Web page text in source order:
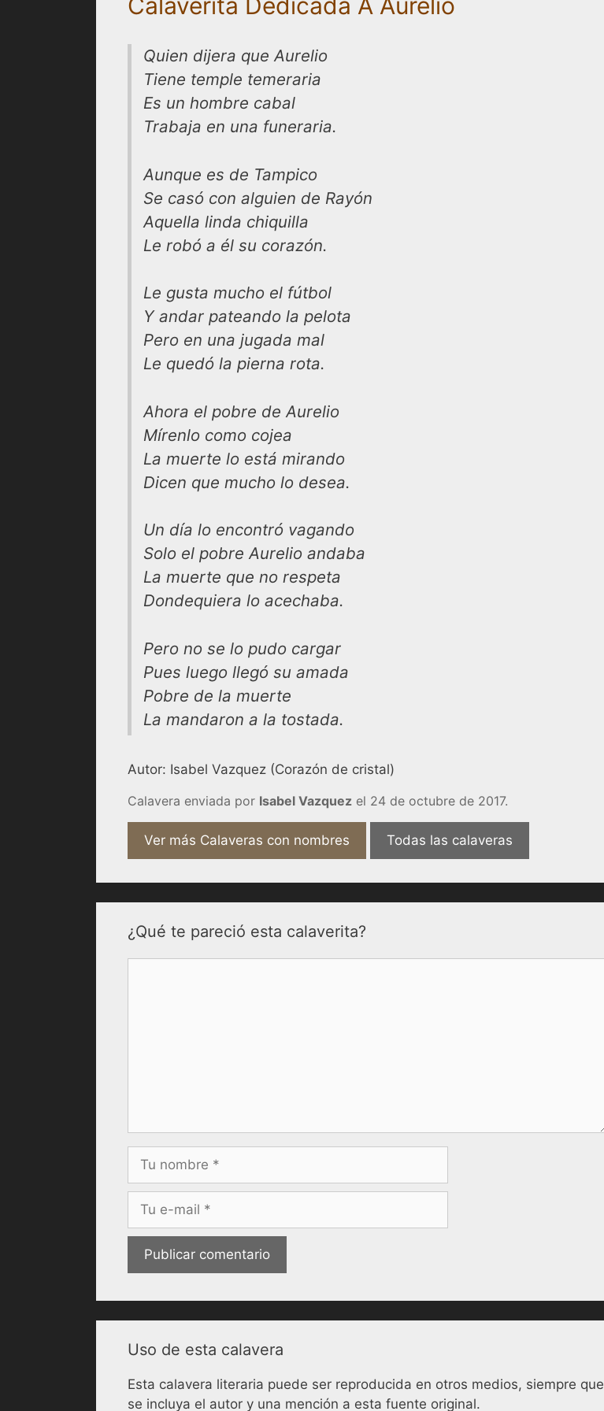
Quien dijera que Aurelio
Tiene temple temeraria
Es un hombre cabal
Trabaja en una funeraria.
Aunque es de Tampico
Se casó con alguien de Rayón
Aquella linda chiquilla
Le robó a él su corazón.
Le gusta mucho el fútbol
Y andar pateando la pelota
Pero en una jugada mal
Le quedó la pierna rota.
Ahora el pobre de Aurelio
Mírenlo como cojea
La muerte lo está mirando
Dicen que mucho lo desea.
Un día lo encontró vagando
Solo el pobre Aurelio andaba
La muerte que no respeta
Dondequiera lo acechaba.
Pero no se lo pudo cargar
Pues luego llegó su amada
Pobre de la muerte
La mandaron a la tostada.
Autor: Isabel Vazquez (Corazón de cristal)
Calavera enviada por Isabel Vazquez el 24 de octubre de 2017.
Ver más Calaveras con nombres Todas las calaveras
¿Qué te pareció esta calaverita?
electrónico
Uso de esta calavera
Esta calavera literaria puede ser reproducida en otros medios, siempre que
se incluya el autor y una mención a esta fuente original.